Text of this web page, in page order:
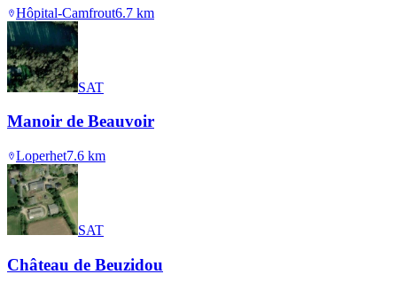
Hôpital-Camfrout6.7 km
SAT
Manoir de Beauvoir
Loperhet7.6 km
SAT
Château de Beuzidou